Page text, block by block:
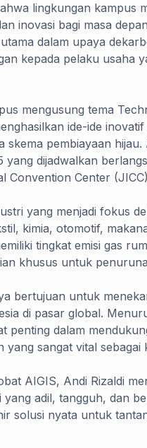
lingkungan kampus
inovasi bagi masa
dalam upaya
kepada pelaku usaha
mengusung tema
ide-ide
skema pembiayaan
yang dijadwalkan
Convention Center
yang menjadi fokus
kimia, otomotif,
tingkat emisi gas
khusus untuk
bertujuan untuk
di pasar global.
penting dalam
yang sangat vital
AIGIS, Andi Rizaldi
yang adil, tangguh, dan
solusi nyata untuk